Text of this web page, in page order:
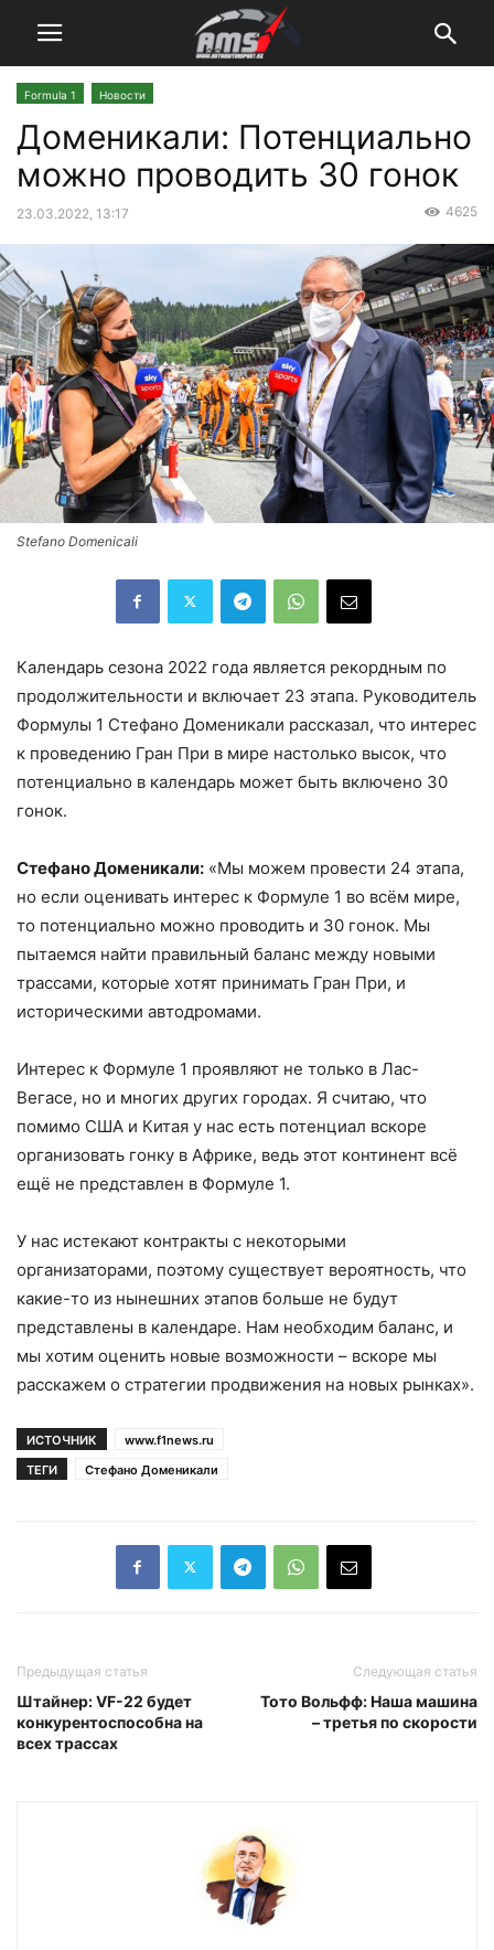
Formula 1 Новости
Доменикали: Потенциально
можно проводить 30 гонок
23.03.2022, 13:17 4625
Stefano Domenicali
Календарь сезона 2022 года является рекордным по
продолжительности и включает 23 этапа. Руководитель
Формулы 1 Стефано Доменикали рассказал, что интерес
к проведению Гран При в мире настолько высок, что
потенциально в календарь может быть включено 30
гонок.
Стефано Доменикали: «Мы можем провести 24 этапа,
но если оценивать интерес к Формуле 1 во всём мире,
то потенциально можно проводить и 30 гонок. Мы
пытаемся найти правильный баланс между новыми
трассами, которые хотят принимать Гран При, и
историческими автодромами.
Интерес к Формуле 1 проявляют не только в Лас-
Вегасе, но и многих других городах. Я считаю, что
помимо США и Китая у нас есть потенциал вскоре
организовать гонку в Африке, ведь этот континент всё
ещё не представлен в Формуле 1.
У нас истекают контракты с некоторыми
организаторами, поэтому существует вероятность, что
какие-то из нынешних этапов больше не будут
представлены в календаре. Нам необходим баланс, и
мы хотим оценить новые возможности – вскоре мы
расскажем о стратегии продвижения на новых рынках».
ИСТОЧНИК
www.f1news.ru
ТЕГИ
Стефано Доменикали
Предыдущая статья
Штайнер: VF-22 будет
конкурентоспособна на
всех трассах
Следующая статья
Тото Вольфф: Наша машина
– третья по скорости